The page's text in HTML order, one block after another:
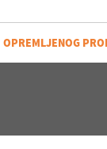
OPREMLJENOG